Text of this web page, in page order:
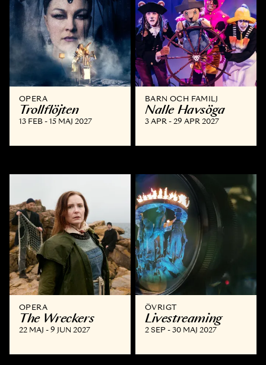
OPERA
Trollflöjten
13 FEB - 15 MAJ 2027
BARN OCH FAMILJ
Nalle Havsöga
3 APR - 29 APR 2027
OPERA
The Wreckers
22 MAJ - 9 JUN 2027
ÖVRIGT
Livestreaming
2 SEP - 30 MAJ 2027